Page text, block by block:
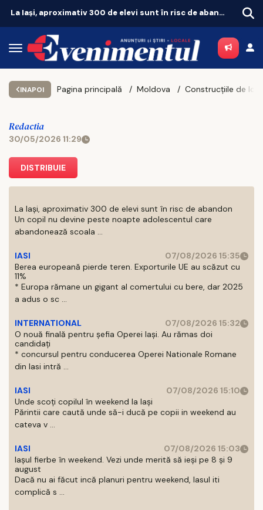
Iașul fierbe în weekend. Vezi unde merită să ieși pe 8 și 9 august
INAPOI Pagina principală Moldova
Redactia
30/05/2026 11:29
DISTRIBUIE
La Iași, aproximativ 300 de elevi sunt în risc de abandon
Un copil nu devine peste noapte adolescentul care
abandonează scoala ...
IASI
07/08/2026 15:35
Berea europeană pierde teren. Exporturile UE au scăzut cu
11%
* Europa rămane un gigant al comertului cu bere, dar 2025
a adus o sc ...
INTERNATIONAL
07/08/2026 15:32
O nouă finală pentru șefia Operei Iași. Au rămas doi
candidați
* concursul pentru conducerea Operei Nationale Romane
din Iasi intră ...
IASI
07/08/2026 15:10
Unde scoți copilul în weekend la Iași
Părintii care caută unde să-i ducă pe copii in weekend au
cateva v ...
IASI
07/08/2026 15:03
Iașul fierbe în weekend. Vezi unde merită să ieși pe 8 și 9
august
Dacă nu ai făcut incă planuri pentru weekend, Iasul iti
complică s ...